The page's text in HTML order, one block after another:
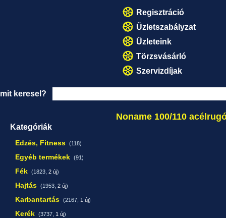
Regisztráció
Üzletszabályzat
Üzleteink
Törzsvásárló
Szervizdíjak
mit keresel?
Kategóriák
Edzés, Fitness (118)
Egyéb termékek (91)
Fék (1823, 2 új)
Hajtás (1953, 2 új)
Karbantartás (2167, 1 új)
Kerék (3737, 1 új)
Noname 100/110